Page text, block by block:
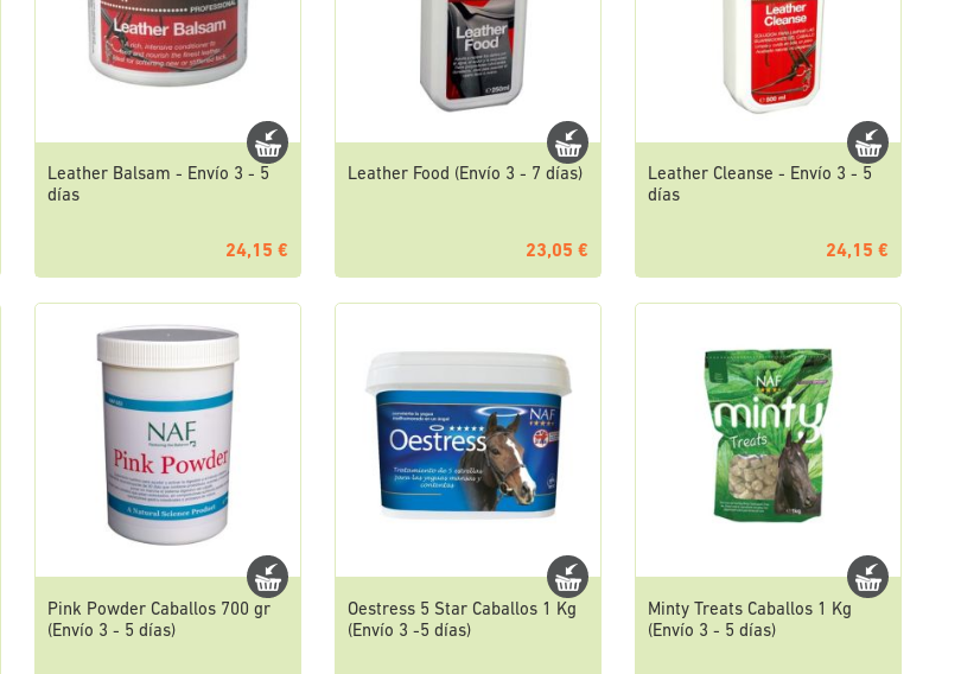
Leather Balsam - Envío 3 - 5
días
24,15 €
Leather Food (Envío 3 - 7 días)
23,05 €
Leather Cleanse - Envío 3 - 5
días
24,15 €
Pink Powder Caballos 700 gr
(Envío 3 - 5 días)
Oestress 5 Star Caballos 1 Kg
(Envío 3 -5 días)
Minty Treats Caballos 1 Kg
(Envío 3 - 5 días)